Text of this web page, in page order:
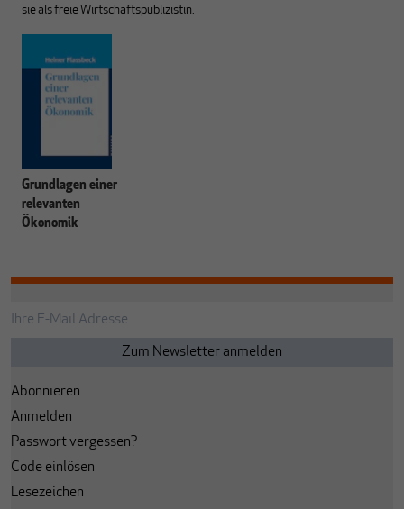
sie als freie Wirtschaftspublizistin.
Grundlagen einer
relevanten
Ökonomik
Abonnieren
Anmelden
Passwort vergessen?
Code einlösen
Lesezeichen